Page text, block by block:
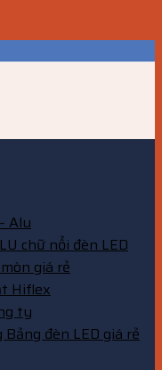
Alu
chữ nổi đèn LED
giá rẻ
Hiflex
ty
đèn LED giá rẻ